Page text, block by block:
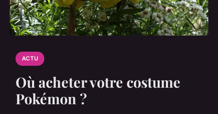
ACTU
Où acheter votre costume
Pokémon ?